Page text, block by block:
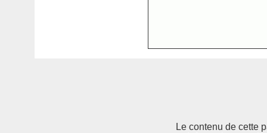
Le contenu de cette